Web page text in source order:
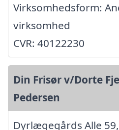
Virksomhedsform:
virksomhed
CVR: 40122230
Din Frisør v/Dorte
Pedersen
Dyrlægegårds Alle